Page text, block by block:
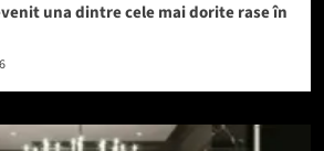
una dintre cele mai dorite rase în